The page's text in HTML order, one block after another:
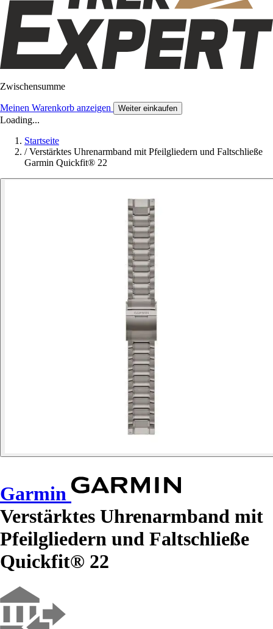
Zwischensumme
Meinen Warenkorb anzeigen Weiter einkaufen
Loading...
Startseite
/ Verstärktes Uhrenarmband mit Pfeilgliedern und Faltschließe
Garmin Quickfit® 22
Garmin
Verstärktes Uhrenarmband mit
Pfeilgliedern und Faltschließe
Quickfit® 22